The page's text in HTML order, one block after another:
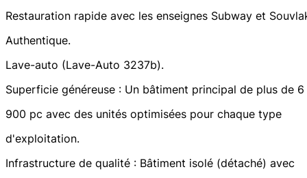
Restauration rapide avec les enseignes Subway et
Authentique.
Lave-auto (Lave-Auto 3237b).
Superficie généreuse : Un bâtiment principal de plus de 6
900 pc avec des unités optimisées pour chaque type
d'exploitation.
Infrastructure de qualité : Bâtiment isolé (détaché) avec